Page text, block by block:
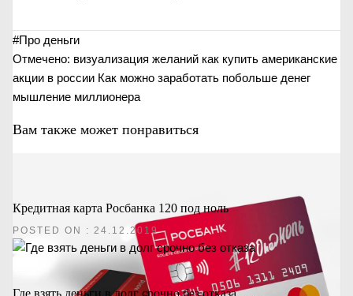
#Про деньги
Отмечено: визуализация желаний как купить американские
акции в россии Как можно заработать побольше денег
мышление миллионера
Вам также может понравиться
Кредитная карта Росбанка 120 под ноль
POSTED ON : 24.12.2019
Где взять деньги в долг срочно без отказа